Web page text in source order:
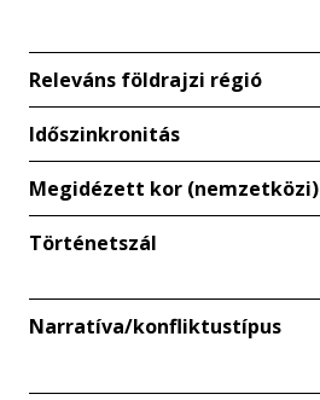
Releváns földrajzi régió
Időszinkronitás
Megidézett kor (nemzetközi)
Történetszál
Narratíva/konfliktustípus